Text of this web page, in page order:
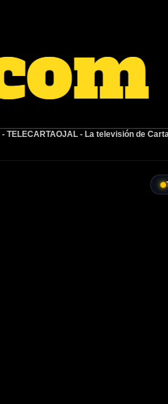
- TELECARTAOJAL - La televisión de